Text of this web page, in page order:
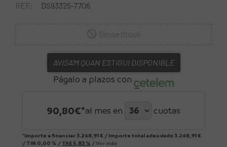
REF: DS93325-7706
AVISA'M QUAN ESTIGUI DISPONIBLE
Págalo a plazos con
90,80€*al mes en cuotas
*Importe a financiar3.268,91 € / Importe total adeudado3.268,91 €
/ TIN 0,00 % / TAE 5,83 % /Ver más